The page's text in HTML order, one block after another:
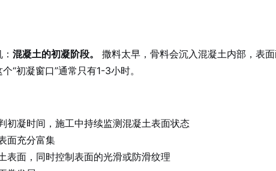
：混凝土的初凝阶段。
撒料太早，骨料会沉入混凝土内部，表
初凝窗口”通常只有1-3小时。
初凝时间，施工中持续监测混凝土表面状态
面充分富集
表面，同时控制表面的光滑或防滑纹理